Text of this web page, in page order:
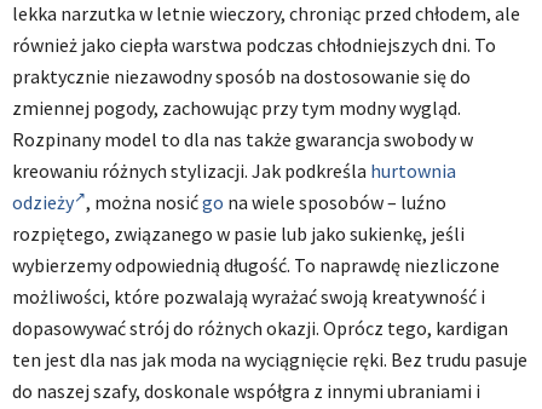
lekka narzutka w letnie wieczory, chroniąc przed chłodem, ale
również jako ciepła warstwa podczas chłodniejszych dni. To
praktycznie niezawodny sposób na dostosowanie się do
zmiennej pogody, zachowując przy tym modny wygląd.
Rozpinany model to dla nas także gwarancja swobody w
kreowaniu różnych stylizacji. Jak podkreśla hurtownia
odzieży , można nosićgo na wiele sposobów – luźno
rozpiętego, związanego w pasie lub jako sukienkę, jeśli
wybierzemy odpowiednią długość. To naprawdę niezliczone
możliwości, które pozwalają wyrażać swoją kreatywność i
dopasowywać strój do różnych okazji. Oprócz tego, kardigan
ten jest dla nas jak moda na wyciągnięcie ręki. Bez trudu pasuje
do naszej szafy, doskonale współgra z innymi ubraniami i